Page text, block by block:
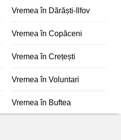
Vremea în Dărăști-Ilfov
Vremea în Copăceni
Vremea în Crețești
Vremea în Voluntari
Vremea în Buftea